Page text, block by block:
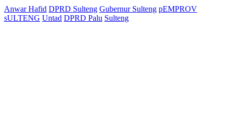
Anwar Hafid DPRD Sulteng Gubernur Sulteng pEMPROV
sULTENG Untad DPRD Palu Sulteng